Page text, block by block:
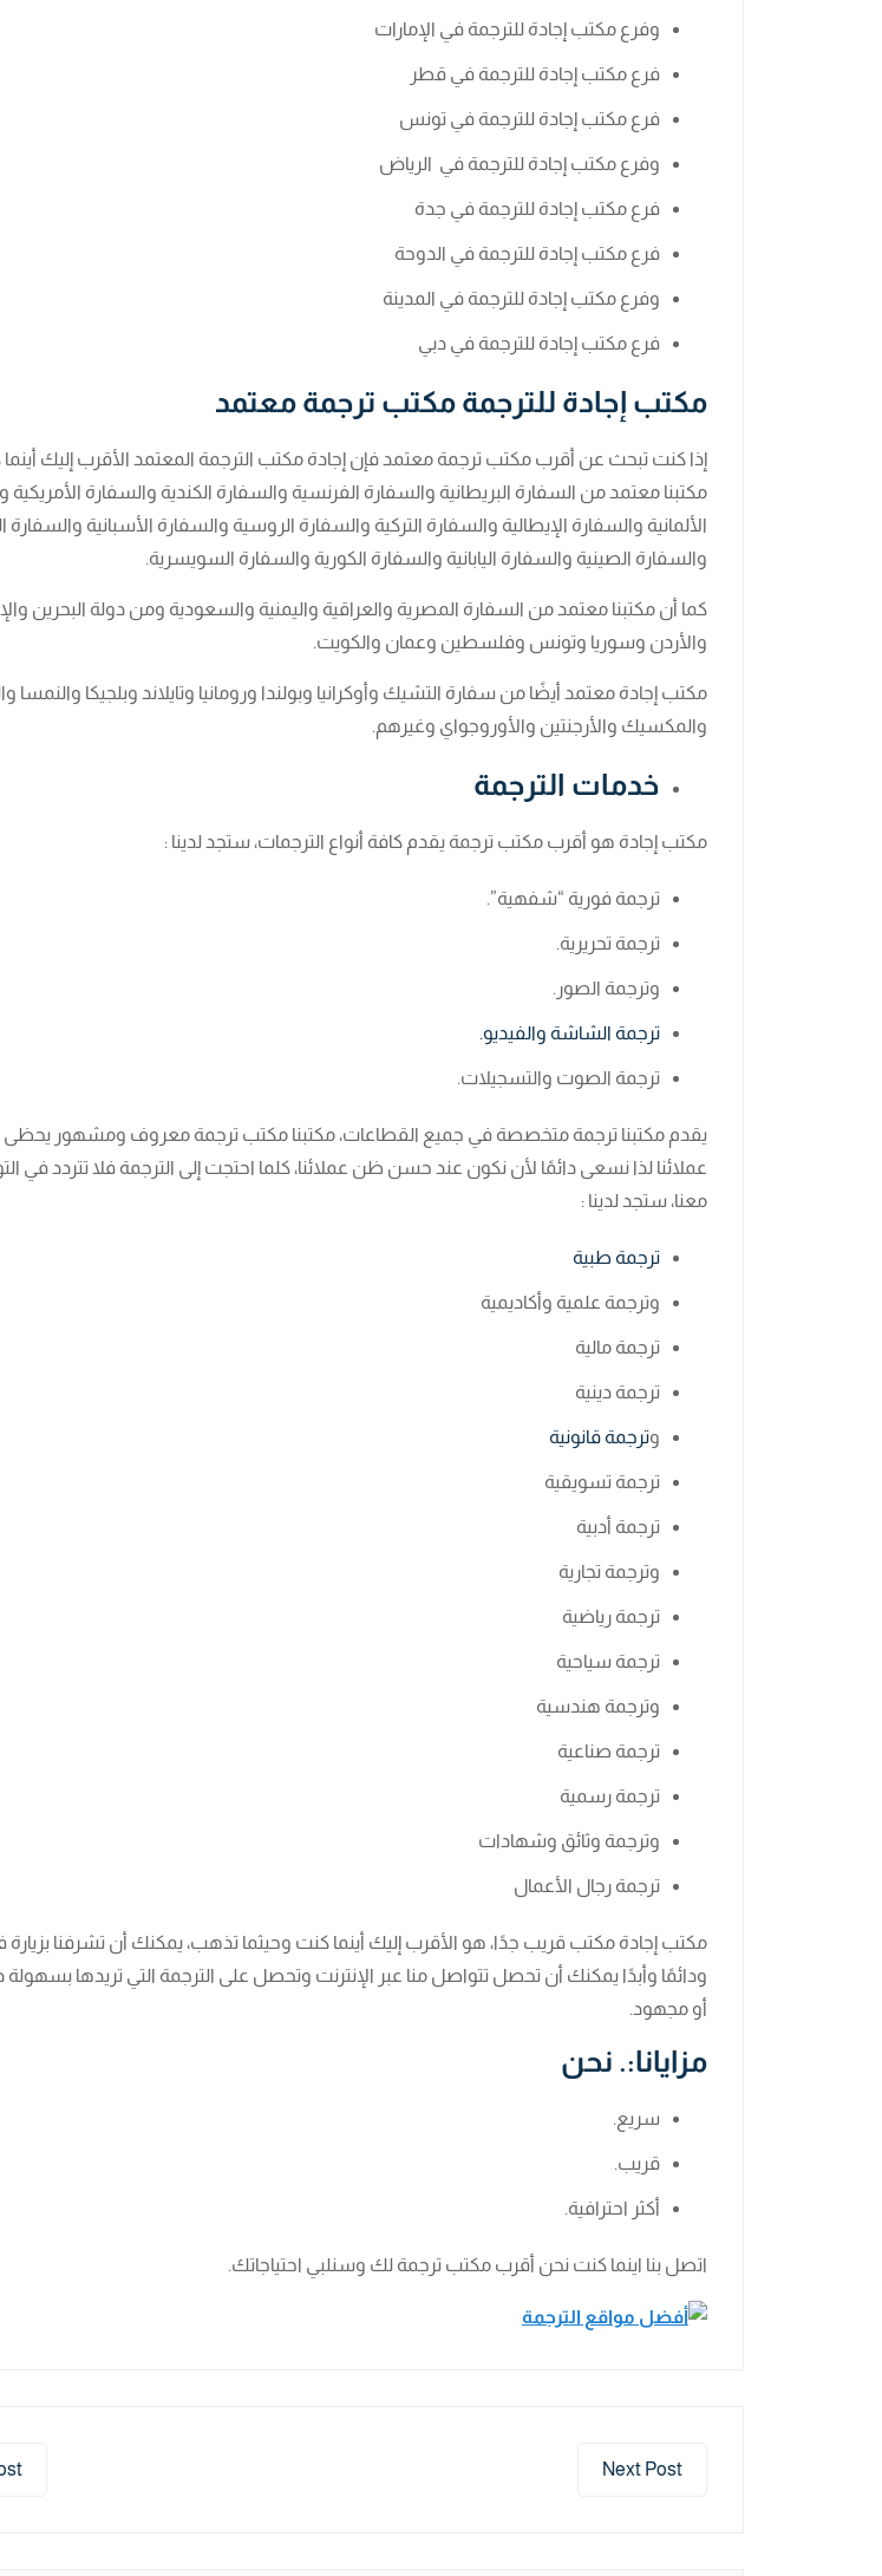
وفرع مكتب إجادة للترجمة في الإمارات
فرع مكتب إجادة للترجمة في قطر
فرع مكتب إجادة للترجمة في تونس
وفرع مكتب إجادة للترجمة في الرياض
فرع مكتب إجادة للترجمة في جدة
فرع مكتب إجادة للترجمة في الدوحة
وفرع مكتب إجادة للترجمة في المدينة
فرع مكتب إجادة للترجمة في دبي
مكتب إجادة للترجمة مكتب ترجمة معتمد
إذا كنت تبحث عن أقرب مكتب ترجمة معتمد فإن إجادة مكتب الترجمة المعتمد الأقرب إليك أينما
مكتبنا معتمد من السفارة البريطانية والسفارة الفرنسية والسفارة الكندية والسفارة الأمريكية
الألمانية والسفارة الإيطالية والسفارة التركية والسفارة الروسية والسفارة الأسبانية والسفارة
والسفارة الصينية والسفارة اليابانية والسفارة الكورية والسفارة السويسرية.
كما أن مكتبنا معتمد من السفارة المصرية والعراقية واليمنية والسعودية ومن دولة البحرين
والأردن وسوريا وتونس وفلسطين وعمان والكويت.
مكتب إجادة معتمد أيضًا من سفارة التشيك وأوكرانيا وبولندا ورومانيا وتايلاند وبلجيكا والنمسا
والمكسيك والأرجنتين والأوروجواي وغيرهم.
خدمات الترجمة
مكتب إجادة هو أقرب مكتب ترجمة يقدم كافة أنواع الترجمات، ستجد لدينا :
ترجمة فورية “شفهية”.
ترجمة تحريرية.
وترجمة الصور.
ترجمة الشاشة والفيديو.
ترجمة الصوت والتسجيلات.
يقدم مكتبنا ترجمة متخصصة في جميع القطاعات، مكتبنا مكتب ترجمة معروف ومشهور يحظى
عملائنا لذا نسعى دائمًا لأن نكون عند حسن ظن عملائنا، كلما احتجت إلى الترجمة فلا تتردد في
معنا، ستجد لدينا :
ترجمة طبية
وترجمة علمية وأكاديمية
ترجمة مالية
ترجمة دينية
وترجمة قانونية
ترجمة تسويقية
ترجمة أدبية
وترجمة تجارية
ترجمة رياضية
ترجمة سياحية
وترجمة هندسية
ترجمة صناعية
ترجمة رسمية
وترجمة وثائق وشهادات
ترجمة رجال الأعمال
مكتب إجادة مكتب قريب جدًا، هو الأقرب إليك أينما كنت وحيثما تذهب، يمكنك أن تشرفنا بزيارة
ودائمًا وأبدًا يمكنك أن تحصل تتواصل منا عبر الإنترنت وتحصل على الترجمة التي تريدها
أو مجهود.
مزايانا:. نحن
سريع.
قريب.
أكثر احترافية.
اتصل بنا اينما كنت نحن أقرب مكتب ترجمة لك وسنلبي احتياجاتك.
Next Post